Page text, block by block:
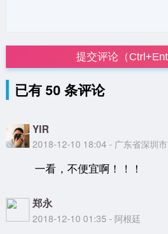
提交评论（
已有 50 条评论
YIR
2018-12-10 18:04 - 广东省深圳
一看，不便宜啊！！！
郑永
2018-12-10 01:35 - 阿根廷